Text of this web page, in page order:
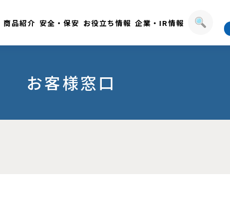
商品紹介 安全・保安 お役立ち情報 企業・IR情報
お客様窓口